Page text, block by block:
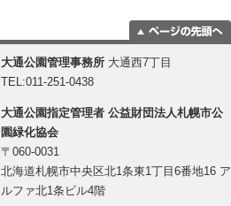
に移動
大通公園管理事務所 大通西7丁目
TEL:011-251-0438
大通公園指定管理者 公益財団法人札幌市公
園緑化協会
〒060-0031
北海道札幌市中央区北1条東1丁目6番地16 ア
ルファ北1条ビル4階